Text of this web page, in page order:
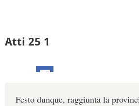
Atti 25 1
Festo dunque, raggiunta la